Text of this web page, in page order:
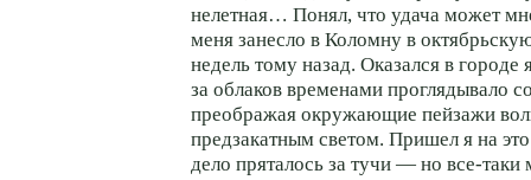
нелетная… Понял, что удача может
меня занесло в Коломну в
недель тому назад. Оказался в
за облаков временами проглядывало
преображая окружающие пейзажи
предзакатным светом. Пришел я на
дело пряталось за тучи — но все-